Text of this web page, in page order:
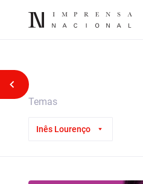
Voltar atrás
Temas
Inês Lourenço